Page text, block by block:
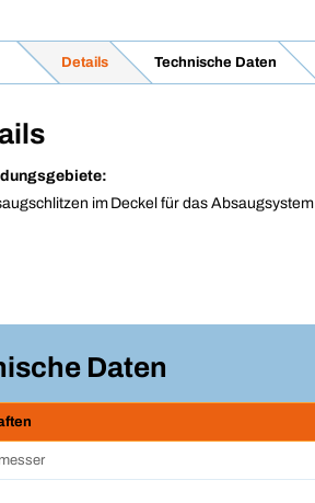
Details Technische Daten
im Deckel für das Absaugsystem
Daten